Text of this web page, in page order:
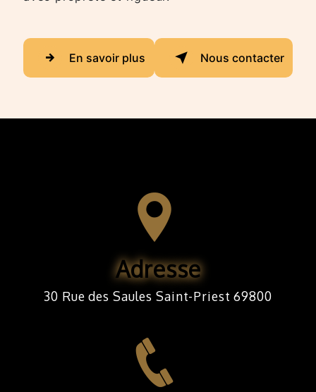
En savoir plus Nous contacter
Adresse
30 Rue des Saules Saint-Priest 69800